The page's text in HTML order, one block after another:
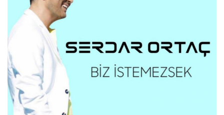
Hakkımızda
Albümler
İletişim